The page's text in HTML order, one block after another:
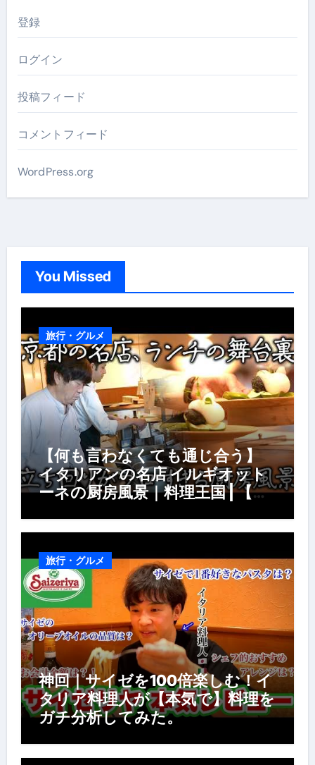
登録
ログイン
投稿フィード
コメントフィード
WordPress.org
You Missed
旅行・グルメ
【何も言わなくても通じ合う】
イタリアンの名店 イルギオット
ーネの厨房風景｜料理王国 | 【厨
風景】
旅行・グルメ
神回｜サイゼを100倍楽しむ！イ
タリア料理人が【本気で】料理を
ガチ分析してみた。